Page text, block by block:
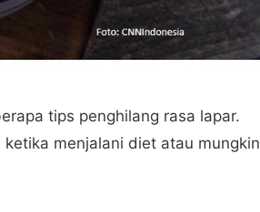
tips penghilang rasa lapar.
menjalani diet atau mungkin